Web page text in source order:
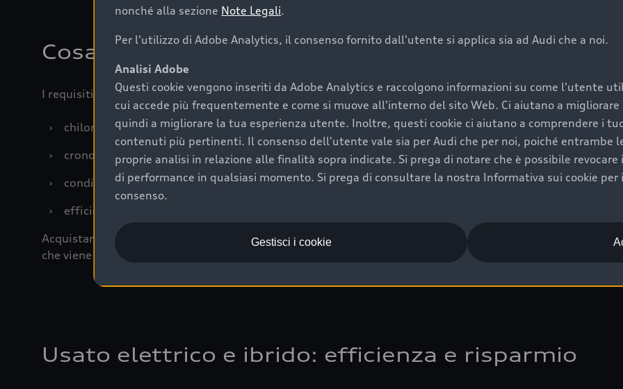
Cosa sapere prima di acquistare la tua prossima
I requisiti fondamentali da considerare prima di acquistare un’auto usata, oltre al prezzo e all'aspetto,
›
chilometraggio: un valore contenuto corrisponde a uno stato migliore del veicolo e a una maggiore
›
cronologia dei tagliandi: una documentazione completa della vettura certifica una manutenzione
›
condizioni della carrozzeria e degli interni: una buona conservazione evidenzia cura e attenzione del
›
efficienza meccanica: motore, trasmissione e componenti principali in ottimo stato garantiscono
Acquistare un’auto usata in una Concessionaria ufficiale Audi che offre l’usato garantito tramite Audi
che viene sottoposto a 110 controlli approfonditi e coperto da garanzia fino a 4 anni per una maggiore
Usato elettrico e ibrido: efficienza e risparmio
nonché alla sezione Note Legali.
Per l'utilizzo di Adobe Analytics, il consenso fornito dall'utente si applica sia ad Audi che a noi.
Analisi Adobe
Questi cookie vengono inseriti da Adobe Analytics e raccolgono informazioni su come l'utente
cui accede più frequentemente e come si muove all'interno del sito Web. Ci aiutano a
quindi a migliorare la tua esperienza utente. Inoltre, questi cookie ci aiutano a comprendere i
contenuti più pertinenti. Il consenso dell'utente vale sia per Audi che per noi, poiché entrambe
proprie analisi in relazione alle finalità sopra indicate. Si prega di notare che è possibile
di performance in qualsiasi momento. Si prega di consultare la nostra Informativa sui cookie per
consenso.
Gestisci i cookie